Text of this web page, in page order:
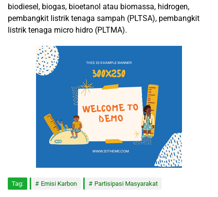
biodiesel, biogas, bioetanol atau biomassa, hidrogen,
pembangkit listrik tenaga sampah (PLTSA), pembangkit
listrik tenaga micro hidro (PLTMA).
Tag: Emisi Karbon Partisipasi Masyarakat